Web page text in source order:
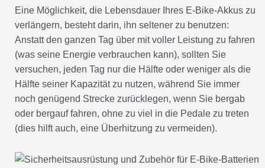
verlängern, besteht darin, ihn seltener zu benutzen:
Anstatt den ganzen Tag über mit voller Leistung zu fahren
(was seine Energie verbrauchen kann), sollten Sie
versuchen, jeden Tag nur die Hälfte oder weniger als die
Hälfte seiner Kapazität zu nutzen, während Sie immer
noch genügend Strecke zurücklegen, wenn Sie bergab
oder bergauf fahren, ohne zu viel in die Pedale zu treten
(dies hilft auch, eine Überhitzung zu vermeiden).